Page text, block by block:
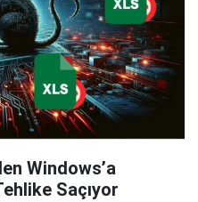
Windows’a
Saçıyor